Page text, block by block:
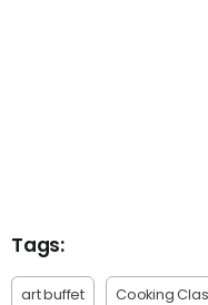
Tags:
art buffet Cooking